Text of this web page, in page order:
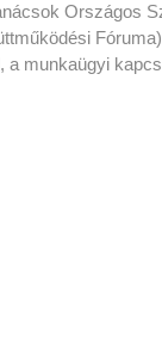
Országos
a munkaügyi